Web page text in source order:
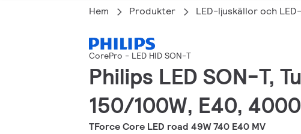
Hem Produkter LED-ljuskällor och
CorePro - LED HID SON-T
Philips LED SON-T,
150/100W, E40,
TForce Core LED road 49W 740 E40 MV